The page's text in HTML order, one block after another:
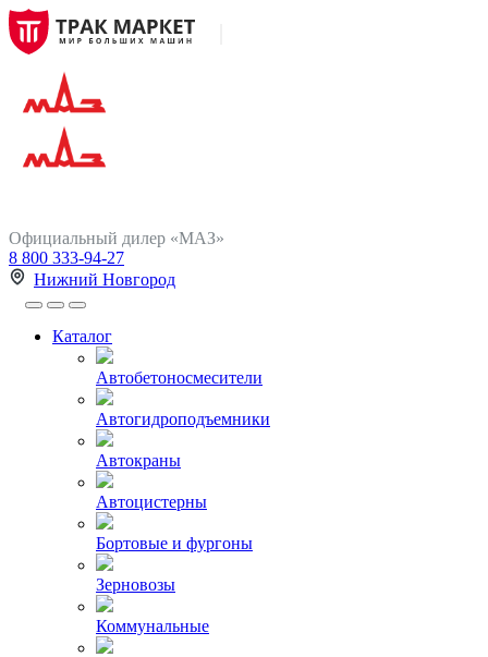
Официальный дилер «МАЗ»
8 800 333-94-27
Нижний Новгород
Каталог
Автобетоносмесители
Автогидроподъемники
Автокраны
Автоцистерны
Бортовые и фургоны
Зерновозы
Коммунальные